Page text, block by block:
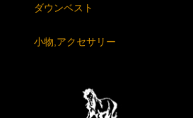
ダウンベスト
小物,アクセサリー